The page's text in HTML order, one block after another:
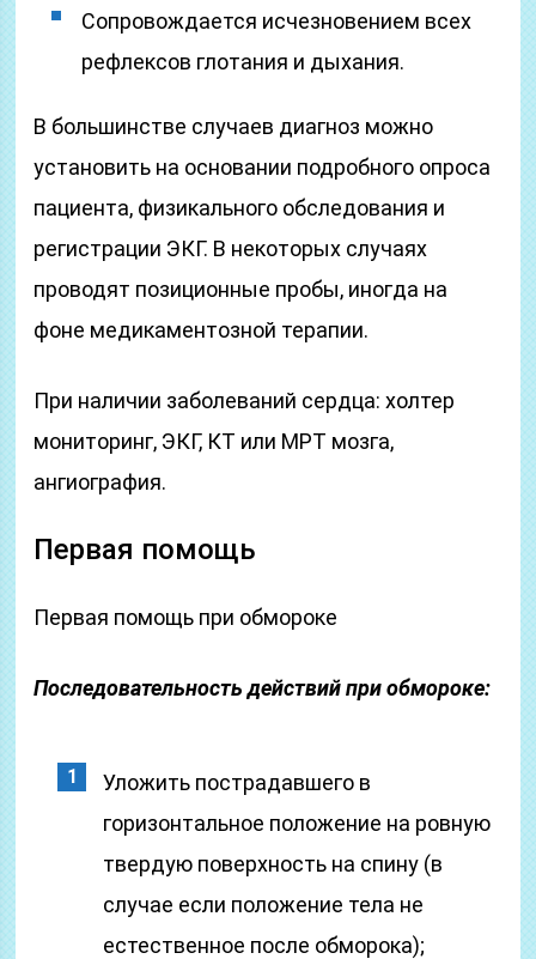
Сопровождается исчезновением всех
рефлексов глотания и дыхания.
В большинстве случаев диагноз можно
установить на основании подробного опроса
пациента, физикального обследования и
регистрации ЭКГ. В некоторых случаях
проводят позиционные пробы, иногда на
фоне медикаментозной терапии.
При наличии заболеваний сердца: холтер
мониторинг, ЭКГ, КТ или МРТ мозга,
ангиография.
Первая помощь
Первая помощь при обмороке
Последовательность действий при обмороке:
Уложить пострадавшего в
горизонтальное положение на ровную
твердую поверхность на спину (в
случае если положение тела не
естественное после обморока);